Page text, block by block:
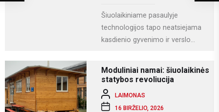
Šiuolaikiniame pasaulyje
technologijos tapo neatsiejama
kasdienio gyvenimo ir verslo
komunikacijai ir įvairioms
specializuotoms užduotims...
Moduliniai namai: šiuolaikinės
statybos revoliucija
LAIMONAS
16 BIRŽELIO, 2026